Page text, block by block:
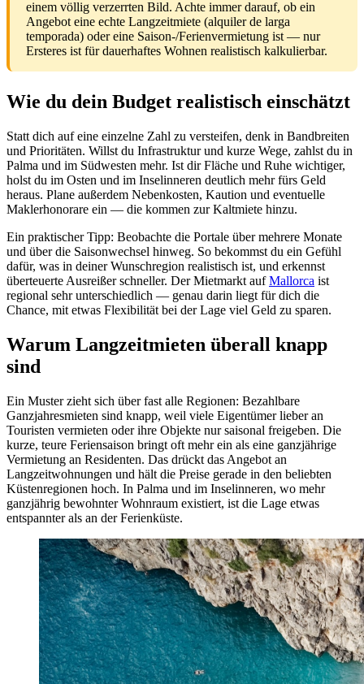
einem völlig verzerrten Bild. Achte immer darauf, ob ein
Angebot eine echte Langzeitmiete (alquiler de larga
temporada) oder eine Saison-/Ferienvermietung ist — nur
Ersteres ist für dauerhaftes Wohnen realistisch kalkulierbar.
Wie du dein Budget realistisch einschätzt
Statt dich auf eine einzelne Zahl zu versteifen, denk in Bandbreiten
und Prioritäten. Willst du Infrastruktur und kurze Wege, zahlst du in
Palma und im Südwesten mehr. Ist dir Fläche und Ruhe wichtiger,
holst du im Osten und im Inselinneren deutlich mehr fürs Geld
heraus. Plane außerdem Nebenkosten, Kaution und eventuelle
Maklerhonorare ein — die kommen zur Kaltmiete hinzu.
Ein praktischer Tipp: Beobachte die Portale über mehrere Monate
und über die Saisonwechsel hinweg. So bekommst du ein Gefühl
dafür, was in deiner Wunschregion realistisch ist, und erkennst
überteuerte Ausreißer schneller. Der Mietmarkt aufMallorca ist
regional sehr unterschiedlich — genau darin liegt für dich die
Chance, mit etwas Flexibilität bei der Lage viel Geld zu sparen.
Warum Langzeitmieten überall knapp
sind
Ein Muster zieht sich über fast alle Regionen: Bezahlbare
Ganzjahresmieten sind knapp, weil viele Eigentümer lieber an
Touristen vermieten oder ihre Objekte nur saisonal freigeben. Die
kurze, teure Feriensaison bringt oft mehr ein als eine ganzjährige
Vermietung an Residenten. Das drückt das Angebot an
Langzeitwohnungen und hält die Preise gerade in den beliebten
Küstenregionen hoch. In Palma und im Inselinneren, wo mehr
ganzjährig bewohnter Wohnraum existiert, ist die Lage etwas
entspannter als an der Ferienküste.